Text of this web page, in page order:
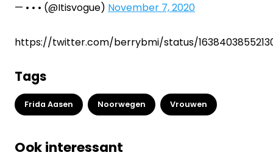
— • • • (@Itisvogue) November 7, 2020
https://twitter.com/berrybmi/status/
Tags
Frida Aasen Noorwegen Vrouwen
Ook interessant